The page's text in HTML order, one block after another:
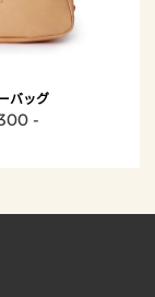
バッグ
-